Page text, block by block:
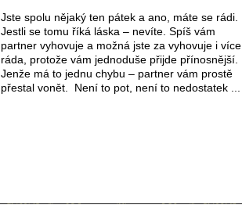
Jste spolu nějaký ten pátek a ano, máte se rádi.
Jestli se tomu říká láska – nevíte. Spíš vám
partner vyhovuje a možná jste za vyhovuje i více
ráda, protože vám jednoduše přijde přínosnější.
Jenže má to jednu chybu – partner vám prostě
přestal vonět. Není to pot, není to nedostatek ...